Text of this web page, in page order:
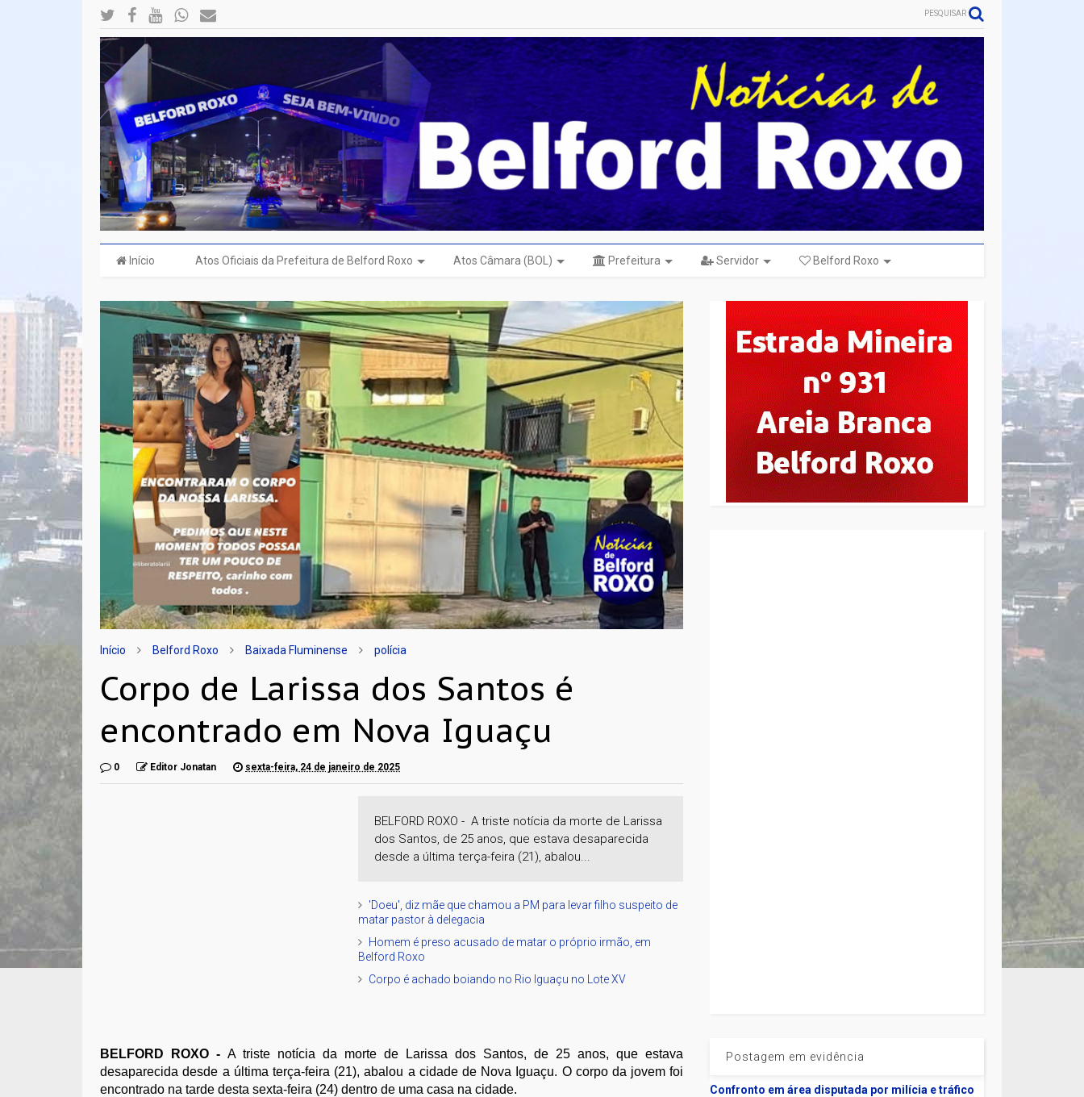
PESQUISAR
Início Atos Oficiais da Prefeitura de Belford Roxo Atos Câmara (BOL) Prefeitura Servidor Belford Roxo
Início Belford Roxo Baixada Fluminense polícia
Corpo de Larissa dos Santos é
encontrado em Nova Iguaçu
0 Editor Jonatan sexta-feira, 24 de janeiro de 2025
BELFORD ROXO - A triste notícia da morte de Larissa
dos Santos, de 25 anos, que estava desaparecida
desde a última terça-feira (21), abalou...
'Doeu', diz mãe que chamou a PM para levar filho suspeito de
matar pastor à delegacia
Homem é preso acusado de matar o próprio irmão, em
Belford Roxo
Corpo é achado boiando no Rio Iguaçu no Lote XV
BELFORD ROXO -A triste notícia da morte de Larissa dos Santos, de 25 anos, que estava
desaparecida desde a última terça-feira (21), abalou a cidade de Nova Iguaçu. O corpo da jovem foi
encontrado na tarde desta sexta-feira (24) dentro de uma casa na cidade.
Postagem em evidência
Confronto em área disputada por milícia e tráfico